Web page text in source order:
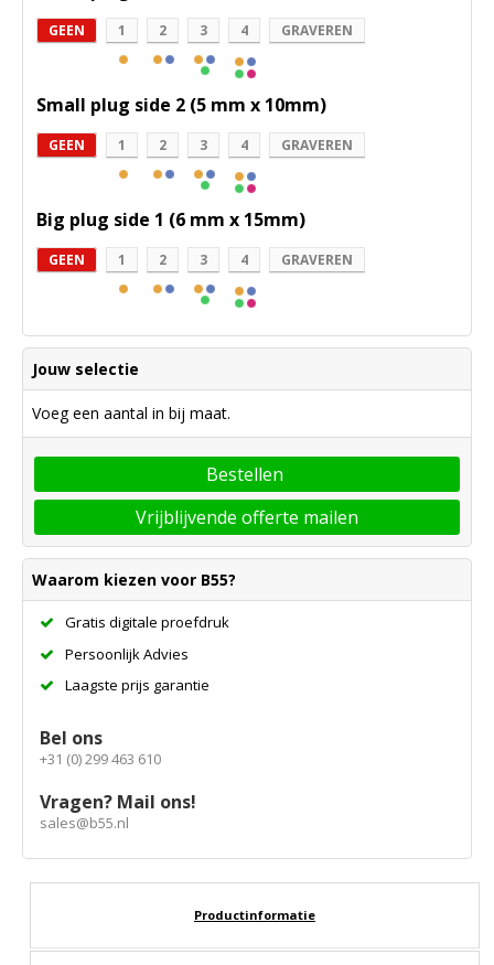
GEEN 1 2 3 4 GRAVEREN
Small plug side 2 (5 mm x 10mm)
GEEN 1 2 3 4 GRAVEREN
Big plug side 1 (6 mm x 15mm)
GEEN 1 2 3 4 GRAVEREN
Jouw selectie
Voeg een aantal in bij maat.
Bestellen
Vrijblijvende offerte mailen
Waarom kiezen voor B55?
Gratis digitale proefdruk
Persoonlijk Advies
Laagste prijs garantie
Bel ons
+31 (0) 299 463 610
Vragen? Mail ons!
sales@b55.nl
Productinformatie